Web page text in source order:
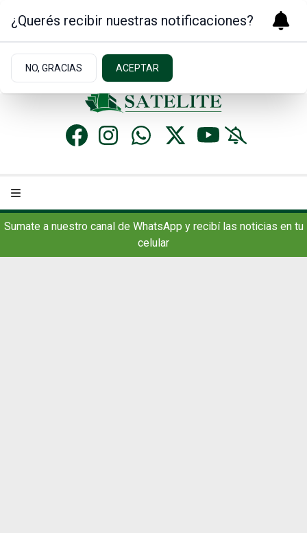
8.8ºc | Concordia, AR
Sumate a nuestro canal de WhatsApp y recibí las noticias en tu
celular
¿Querés recibir nuestras notificaciones?
NO, GRACIAS ACEPTAR